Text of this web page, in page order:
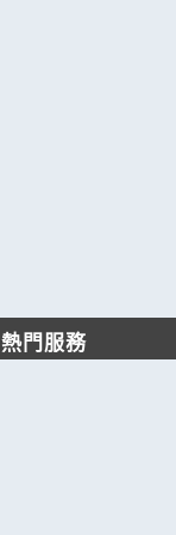
熱門服務